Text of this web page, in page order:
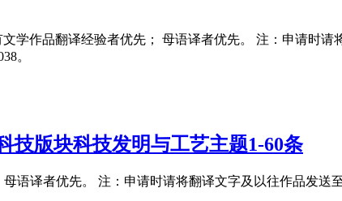
学作品翻译经验者优先； 母语译者优先。 注：申请时请
。
技版块科技发明与工艺主题1-60条
译者优先。 注：申请时请将翻译文字及以往作品发送至